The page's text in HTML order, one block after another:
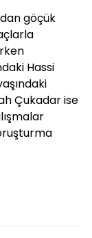
göçük
Hassi
Çukadar ise